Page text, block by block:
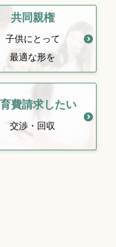
共同親権
子供にとって
最適な形を
費請求したい
交渉・回収